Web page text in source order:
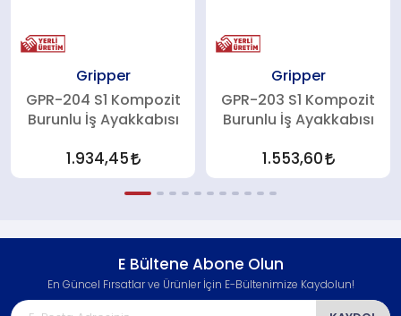
Gripper
GPR-204 S1 Kompozit
Burunlu İş Ayakkabısı
1.934,45
Gripper
GPR-203 S1 Kompozit
Burunlu İş Ayakkabısı
1.553,60
E Bültene Abone Olun
En Güncel Fırsatlar ve Ürünler İçin E-Bültenimize Kaydolun!